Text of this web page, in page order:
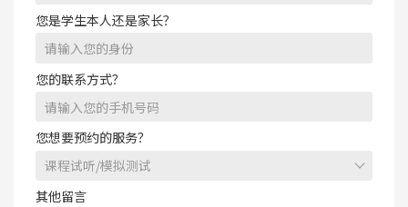
您是学生本人还是家长？
您的联系方式？
您想要预约的服务？
其他留言